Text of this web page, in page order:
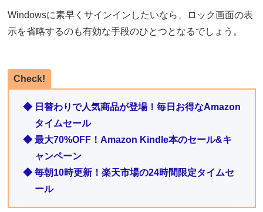
Windowsに素早くサインインしたいなら、ロック画面の表
示を省略するのも有効な手段のひとつとなるでしょう。
Check!
◆ 日替わりで人気商品が登場！毎日お得なAmazon
タイムセール
◆ 最大70%OFF！Amazon Kindle本のセール&キ
ャンペーン
◆ 毎朝10時更新！楽天市場の24時間限定タイムセ
ール